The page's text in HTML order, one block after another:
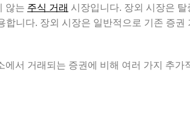
않는 주식 거래 시장입니다. 장외 시장은
니다. 장외 시장은 일반적으로 기존 증
서 거래되는 증권에 비해 여러 가지 추가